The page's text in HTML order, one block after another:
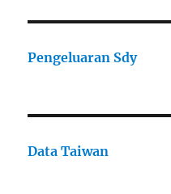
Pengeluaran Sdy
Data Taiwan